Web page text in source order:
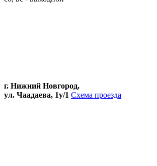
г. Нижний Новгород,
ул. Чаадаева, 1у/1 Схема проезда